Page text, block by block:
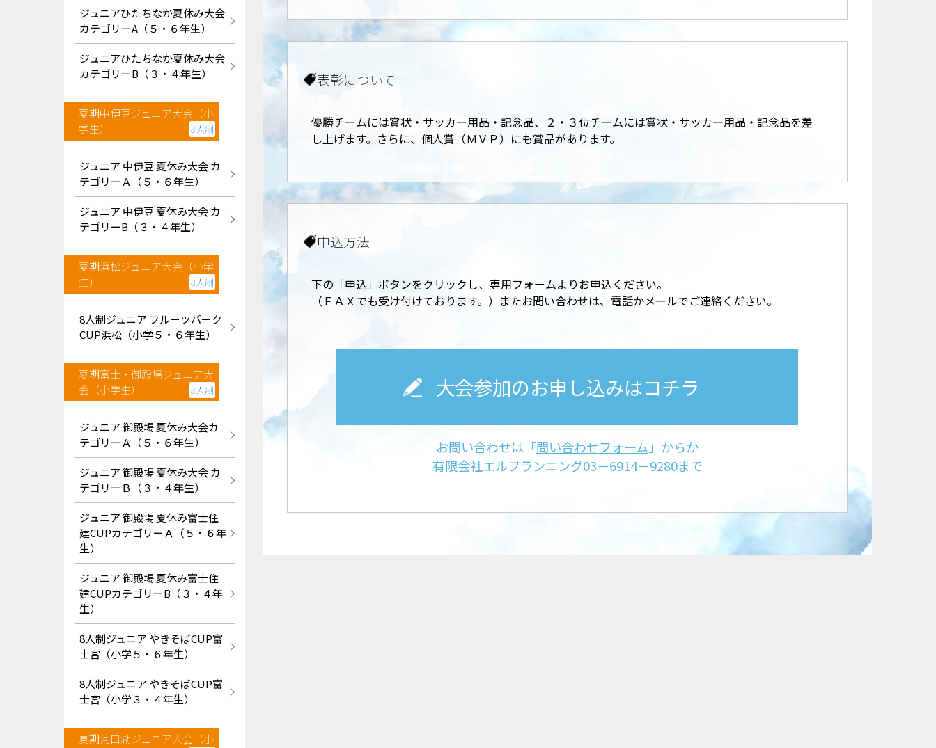
表彰について
優勝チームには賞状・サッカー用品・記念品、２・３位チームには賞状・サッカー用品・記念品を差
し上げます。さらに、個人賞（ＭＶＰ）にも賞品があります。
申込方法
下の「申込」ボタンをクリックし、専用フォームよりお申込ください。
（ＦＡＸでも受け付けております。）またお問い合わせは、電話かメールでご連絡ください。
大会参加のお申し込みはコチラ
お問い合わせは「問い合わせフォーム 」からか
有限会社エルプランニング03－6914－9280まで
ジュニアひたちなか夏休み大会
カテゴリーA（５・６年生）
ジュニアひたちなか夏休み大会
カテゴリーB（３・４年生）
夏期中伊豆ジュニア大会（小
学生）
8人制
ジュニア 中伊豆 夏休み大会 カ
テゴリーＡ（５・６年生）
ジュニア 中伊豆 夏休み大会 カ
テゴリーB（３・４年生）
夏期浜松ジュニア大会（小学
生）
8人制
8人制ジュニア フルーツパーク
CUP浜松（小学５・６年生）
夏期富士・御殿場ジュニア大
会（小学生）
8人制
ジュニア 御殿場 夏休み大会カ
テゴリーＡ（５・６年生）
ジュニア 御殿場 夏休み大会 カ
テゴリーＢ（３・４年生）
ジュニア 御殿場 夏休み富士住
建CUPカテゴリーＡ（５・６年
生）
ジュニア 御殿場 夏休み富士住
建CUPカテゴリーB（３・４年
生）
8人制ジュニア やきそばCUP富
士宮（小学５・６年生）
8人制ジュニア やきそばCUP富
士宮（小学３・４年生）
夏期河口湖ジュニア大会（小